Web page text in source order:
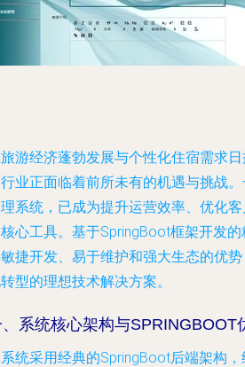
游经济蓬勃发展与个性化住宿需求
业正面临着前所未有的机遇与挑战
系统，已成为提升运营效率、优化
心工具。基于SpringBoot框架开发
捷开发、易于维护和强大生态的优
型的理想技术解决方案。
系统核心架构与SPRINGBOOT
统采用经典的SpringBoot后端架构